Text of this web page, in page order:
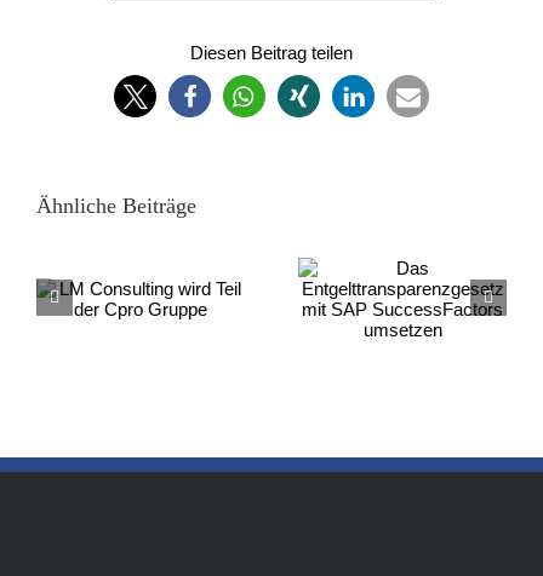
Diesen Beitrag teilen
Ähnliche Beiträge
Entgelttransparenzgesetz
mit SAP SuccessFactors
DSAG-